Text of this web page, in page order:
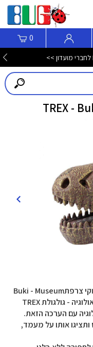
0
ערכת ארכיאולוגיה - גולגולת TREX מבית בוקי צרפתBuki - Museum
Dino Skull - Tyrannosaurus ערכת ארכיאולוגיה - גולגולת TREX
ותציגו אותו על מעמד,